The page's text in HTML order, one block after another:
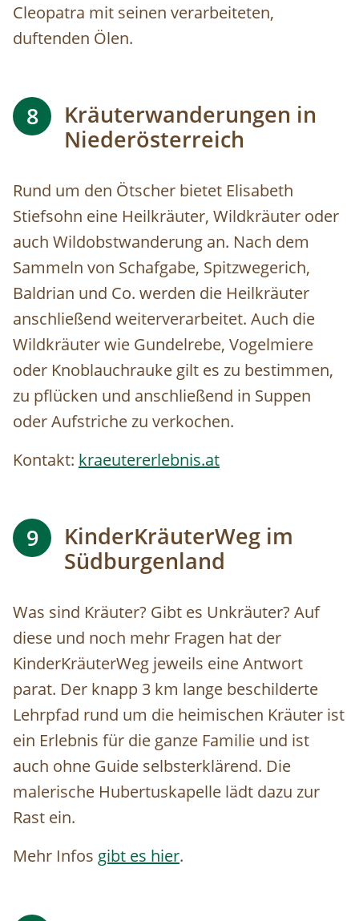
Cleopatra mit seinen verarbeiteten,
duftenden Ölen.
8
Kräuterwanderungen in
Niederösterreich
Rund um den Ötscher bietet Elisabeth
Stiefsohn eine Heilkräuter, Wildkräuter oder
auch Wildobstwanderung an. Nach dem
Sammeln von Schafgabe, Spitzwegerich,
Baldrian und Co. werden die Heilkräuter
anschließend weiterverarbeitet. Auch die
Wildkräuter wie Gundelrebe, Vogelmiere
oder Knoblauchrauke gilt es zu bestimmen,
zu pflücken und anschließend in Suppen
oder Aufstriche zu verkochen.
Kontakt: kraeutererlebnis.at
9
KinderKräuterWeg im
Südburgenland
Was sind Kräuter? Gibt es Unkräuter? Auf
diese und noch mehr Fragen hat der
KinderKräuterWeg jeweils eine Antwort
parat. Der knapp 3 km lange beschilderte
Lehrpfad rund um die heimischen Kräuter ist
ein Erlebnis für die ganze Familie und ist
auch ohne Guide selbsterklärend. Die
malerische Hubertuskapelle lädt dazu zur
Rast ein.
Mehr Infos gibt es hier.